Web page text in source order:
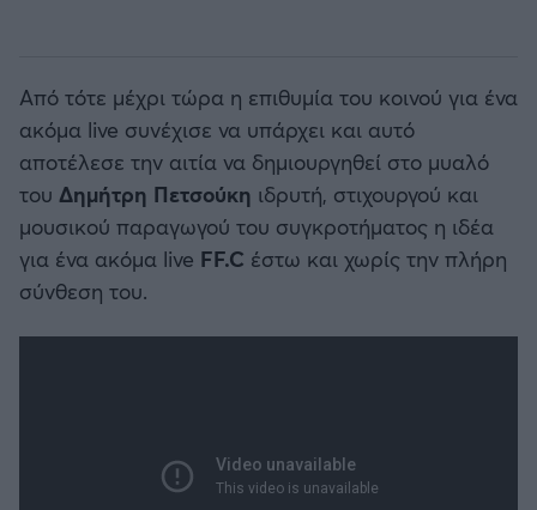
Από τότε μέχρι τώρα η επιθυμία του κοινού για ένα
ακόμα live συνέχισε να υπάρχει και αυτό
αποτέλεσε την αιτία να δημιουργηθεί στο μυαλό
του Δημήτρη Πετσούκη ιδρυτή, στιχουργού και
μουσικού παραγωγού του συγκροτήματος η ιδέα
για ένα ακόμα live FF.C έστω και χωρίς την πλήρη
σύνθεση του.